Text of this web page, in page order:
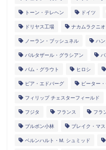
トーン・テレヘン ドイツ
ドリヤス工場 ナカムラクニオ
ノーラン・ブッシュネル ハ
バルタザール・グラシアン
パム・グラウト ヒロシ
ピア・エドバーグ ピーター
フィリップ チェスターフィールド
フジタ フランス フラ
ブルボン小林 ブレイク・マ
ベルンハルト・M. シュミッド